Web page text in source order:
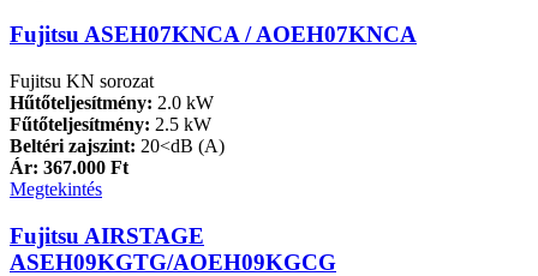
Fujitsu ASEH07KNCA / AOEH07KNCA
Fujitsu KN sorozat
Hűtőteljesítmény: 2.0 kW
Fűtőteljesítmény: 2.5 kW
Beltéri zajszint: 20<dB (A)
Ár: 367.000 Ft
Megtekintés
Fujitsu AIRSTAGE
ASEH09KGTG/AOEH09KGCG